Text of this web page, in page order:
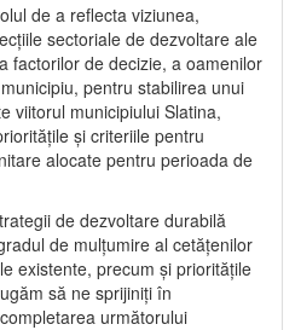
de a reflecta viziunea,
sectoriale de dezvoltare ale
factorilor de decizie, a oamenilor
pentru stabilirea unui
viitorul municipiului Slatina,
și criteriile pentru
alocate pentru perioada de
de dezvoltare durabilă
de mulțumire al cetățenilor
existente, precum și prioritățile
să ne sprijiniți în
următorului